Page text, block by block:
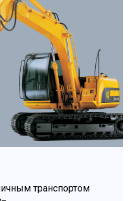
транспортом